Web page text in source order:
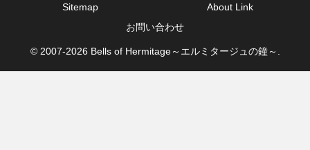
Sitemap
About Link
お問い合わせ
© 2007-2026 Bells of Hermitage～エルミタージュの鐘～.